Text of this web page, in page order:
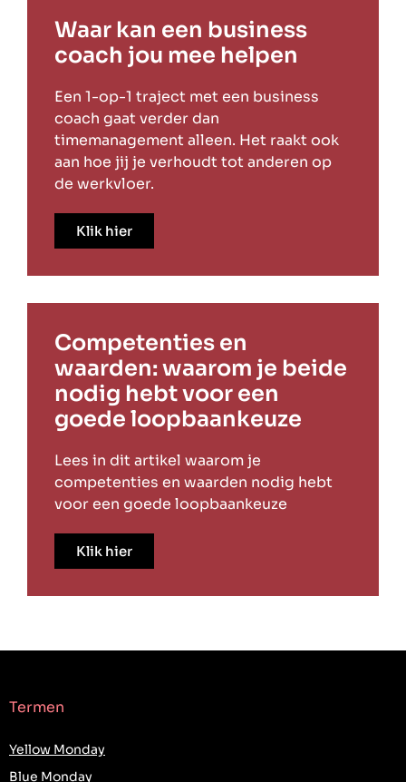
Waar kan een business
coach jou mee helpen
Een 1-op-1 traject met een business
coach gaat verder dan
timemanagement alleen. Het raakt ook
aan hoe jij je verhoudt tot anderen op
de werkvloer.
Klik hier
Competenties en
waarden: waarom je beide
nodig hebt voor een
goede loopbaankeuze
Lees in dit artikel waarom je
competenties en waarden nodig hebt
voor een goede loopbaankeuze
Klik hier
Termen
Yellow Monday
Blue Monday